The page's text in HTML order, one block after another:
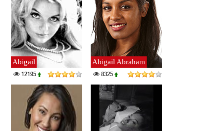
Abigail
12195
Abigail Abraham
8325